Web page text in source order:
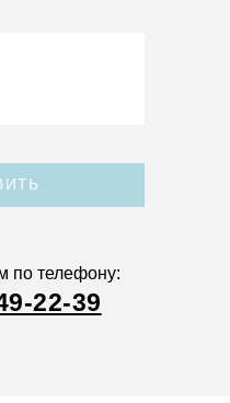
по телефону:
22-39